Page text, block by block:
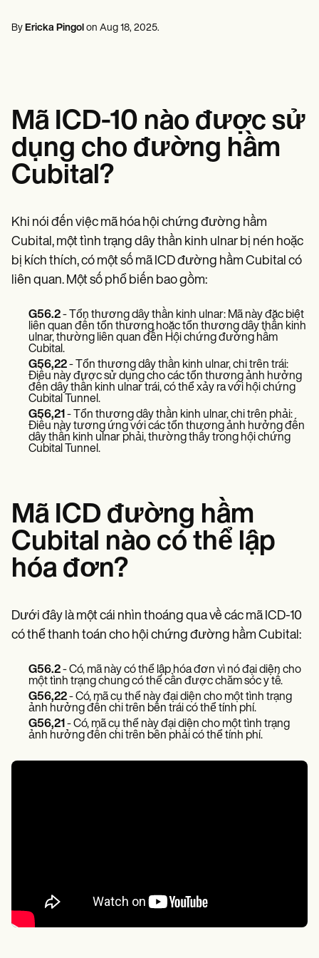
Chuyên gia dinh dưỡng & Chuyên gia dinh dưỡng
Resources
Blogs
Guides
Comparisons
Apps
Procedure Codes
Superbill Template
SOAP Note Template
Treatment Plan Template
Informed Consent Form
Patient Visit Summary Template
Help Center
Demos
Training Hub
Webinars
Switch to Carepatron
Become a Partner
Pricing
Why Carepatron?
Massage therapists
By Ericka Pingol on Aug 18, 2025.
Mã ICD-10 nào được sử
dụng cho đường hầm
Cubital?
Khi nói đến việc mã hóa hội chứng đường hầm
Cubital, một tình trạng dây thần kinh ulnar bị nén hoặc
bị kích thích, có một số mã ICD đường hầm Cubital có
liên quan. Một số phổ biến bao gồm:
G56.2- Tổn thương dây thần kinh ulnar: Mã này đặc biệt
liên quan đến tổn thương hoặc tổn thương dây thần kinh
ulnar, thường liên quan đến Hội chứng đường hầm
Cubital.
G56,22- Tổn thương dây thần kinh ulnar, chi trên trái:
Điều này được sử dụng cho các tổn thương ảnh hưởng
đến dây thần kinh ulnar trái, có thể xảy ra với hội chứng
Cubital Tunnel.
G56,21 - Tổn thương dây thần kinh ulnar, chi trên phải:
Điều này tương ứng với các tổn thương ảnh hưởng đến
dây thần kinh ulnar phải, thường thấy trong hội chứng
Cubital Tunnel.
Mã ICD đường hầm
Cubital nào có thể lập
hóa đơn?
Dưới đây là một cái nhìn thoáng qua về các mã ICD-10
có thể thanh toán cho hội chứng đường hầm Cubital:
G56.2- Có, mã này có thể lập hóa đơn vì nó đại diện cho
một tình trạng chung có thể cần được chăm sóc y tế.
G56,22- Có, mã cụ thể này đại diện cho một tình trạng
ảnh hưởng đến chi trên bên trái có thể tính phí.
G56,21 - Có, mã cụ thể này đại diện cho một tình trạng
ảnh hưởng đến chi trên bên phải có thể tính phí.